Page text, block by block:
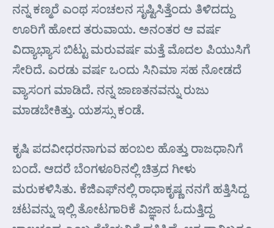
ನನ್ನ ಕಣ್ಮರೆ ಎಂಥ ಸಂಚಲನ ಸೃಷ್ಟಿಸಿತ್ತೆಂದು ತಿಳಿದದ್ದು
ಊರಿಗೆ ಹೋದ ತರುವಾಯ. ಅನಂತರ ಆ ವರ್ಷ
ವಿದ್ಯಾಭ್ಯಾಸ ಬಿಟ್ಟು ಮರುವರ್ಷ ಮತ್ತೆ ಮೊದಲ ಪಿಯುಸಿಗೆ
ಸೇರಿದೆ. ಎರಡು ವರ್ಷ ಒಂದು ಸಿನಿಮಾ ಸಹ ನೋಡದೆ
ವ್ಯಾಸಂಗ ಮಾಡಿದೆ. ನನ್ನ ಜಾಣತನವನ್ನು ರುಜು
ಮಾಡಬೇಕಿತ್ತು. ಯಶಸ್ಸು ಕಂಡೆ.
ಕೃಷಿ ಪದವೀಧರನಾಗುವ ಹಂಬಲ ಹೊತ್ತು ರಾಜಧಾನಿಗೆ
ಬಂದೆ. ಆದರೆ ಬೆಂಗಳೂರಿನಲ್ಲಿ ಚಿತ್ರದ ಗೀಳು
ಮರುಕಳಿಸಿತು. ಕೆಜಿ‌ಎಫ್‌ನಲ್ಲಿ ರಾಧಾಕೃಷ್ಣ ನನಗೆ ಹತ್ತಿಸಿದ್ದ
ಚಟವನ್ನು ಇಲ್ಲಿ ತೋಟಗಾರಿಕೆ ವಿಜ್ಞಾನ ಓದುತ್ತಿದ್ದ